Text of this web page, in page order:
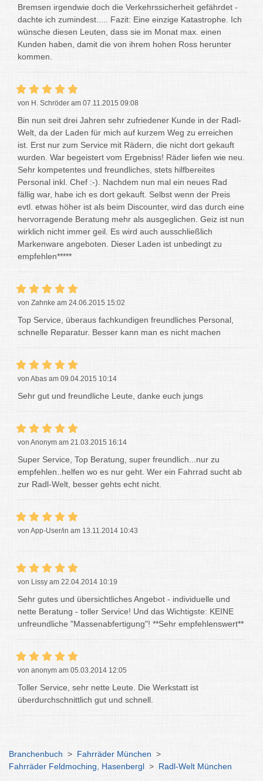
Bremsen irgendwie doch die Verkehrssicherheit gefährdet -
dachte ich zumindest..... Fazit: Eine einzige Katastrophe. Ich
wünsche diesen Leuten, dass sie im Monat max. einen
Kunden haben, damit die von ihrem hohen Ross herunter
kommen.
von H. Schröder am 07.11.2015 09:08
Bin nun seit drei Jahren sehr zufriedener Kunde in der Radl-
Welt, da der Laden für mich auf kurzem Weg zu erreichen
ist. Erst nur zum Service mit Rädern, die nicht dort gekauft
wurden. War begeistert vom Ergebniss! Räder liefen wie neu.
Sehr kompetentes und freundliches, stets hilfbereites
Personal inkl. Chef :-). Nachdem nun mal ein neues Rad
fällig war, habe ich es dort gekauft. Selbst wenn der Preis
evtl. etwas höher ist als beim Discounter, wird das durch eine
hervorragende Beratung mehr als ausgeglichen. Geiz ist nun
wirklich nicht immer geil. Es wird auch ausschließlich
Markenware angeboten. Dieser Laden ist unbedingt zu
empfehlen*****
von Zahnke am 24.06.2015 15:02
Top Service, überaus fachkundigen freundliches Personal,
schnelle Reparatur. Besser kann man es nicht machen
von Abas am 09.04.2015 10:14
Sehr gut und freundliche Leute, danke euch jungs
von Anonym am 21.03.2015 16:14
Super Service, Top Beratung, super freundlich...nur zu
empfehlen..helfen wo es nur geht. Wer ein Fahrrad sucht ab
zur Radl-Welt, besser gehts echt nicht.
von App-User/in am 13.11.2014 10:43
von Lissy am 22.04.2014 10:19
Sehr gutes und übersichtliches Angebot - individuelle und
nette Beratung - toller Service! Und das Wichtigste: KEINE
unfreundliche "Massenabfertigung"! **Sehr empfehlenswert**
von anonym am 05.03.2014 12:05
Toller Service, sehr nette Leute. Die Werkstatt ist
überdurchschnittlich gut und schnell.
Branchenbuch > Fahrräder München >
Fahrräder Feldmoching, Hasenbergl > Radl-Welt München